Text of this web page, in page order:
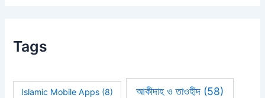
Tags
Islamic Mobile Apps (8) আকীদাহ ও তাওহীদ(58)